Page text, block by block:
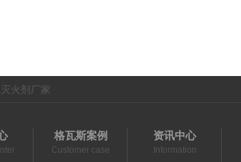
火剂厂家
格瓦斯案例
Customer case
资讯中心
Information